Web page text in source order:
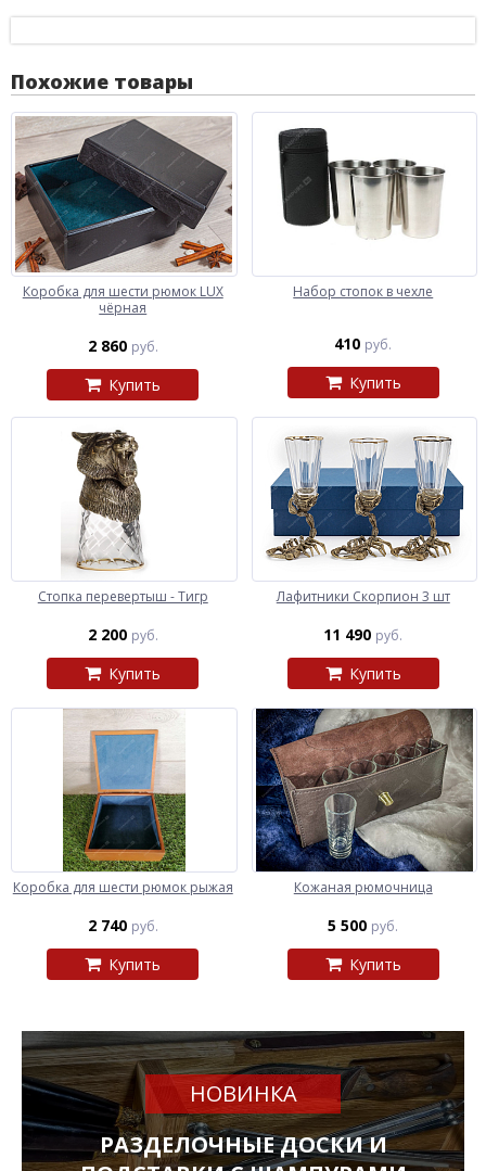
Похожие товары
Коробка для шести рюмок LUX
чёрная
2 860 руб.
Купить
Набор стопок в чехле
410 руб.
Купить
Стопка перевертыш - Тигр
2 200 руб.
Купить
Лафитники Скорпион 3 шт
11 490 руб.
Купить
Коробка для шести рюмок рыжая
2 740 руб.
Купить
Кожаная рюмочница
5 500 руб.
Купить
НОВИНКА
РАЗДЕЛОЧНЫЕ ДОСКИ И